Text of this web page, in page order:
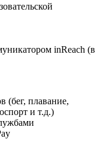
inReach (в
(бег, плавание,
и т.д.)